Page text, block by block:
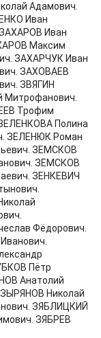
Адамович.
Иван
Иван
Максим
ЗАХАРЧУК Иван
ЗАХОВАЕВ
ЗВЯГИН
Митрофанович.
Трофим
Полина
ЗЕЛЕНЮК Роман
ЗЕМСКОВ
ЗЕМСКОВ
ЗЕНКЕВИЧ
Фёдорович.
Пётр
Анатолий
Николай
ЗЯБЛИЦКИЙ
ЗЯБРЕВ